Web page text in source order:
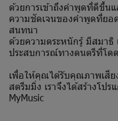
ด้วยการเข้าถึงคำพูดที่ดีขึ้นแ
ความชัดเจนของคำพูดที่ย
สนทนา
ด้วยความตระหนักรู้ มีสมา
ประสบการณ์ทางดนตรีที่โด
เพื่อให้คุณได้รับคุณภาพเสี
สตรีมมิ่ง เราจึงได้สร้างโปร
MyMusic